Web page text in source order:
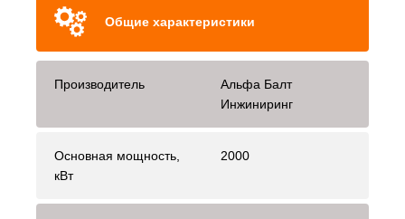
Общие характеристики
Производитель
Альфа Балт
Инжиниринг
Основная мощность,
кВт
2000